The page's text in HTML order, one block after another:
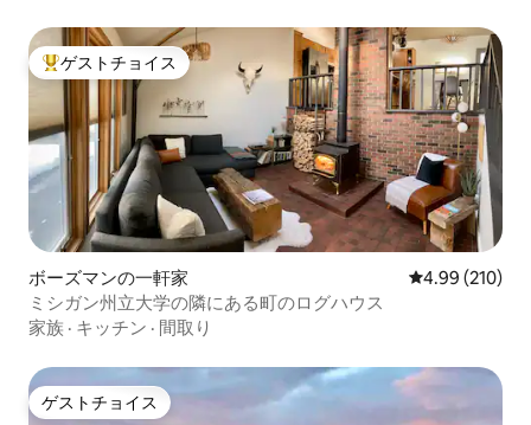
大好評のゲストチョイスです。
ゲストチョイス
ボーズマンの一軒家 レビュー210
4.99 (210)
ミシガン州立大学の隣にある町のログハウス
家族 · キッチン · 間取り
ゲストチョイス
ゲストチョイス